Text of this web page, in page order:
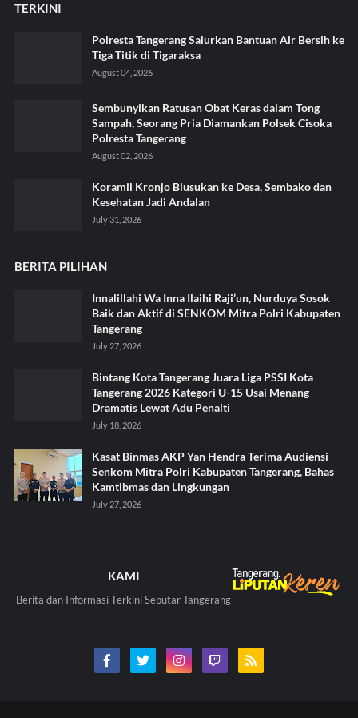
TERKINI
Polresta Tangerang Salurkan Bantuan Air Bersih ke
Tiga Titik di Tigaraksa ‎
August 04, 2026
Sembunyikan Ratusan Obat Keras dalam Tong
Sampah, Seorang Pria Diamankan Polsek Cisoka
Polresta Tangerang
August 02, 2026
Koramil Kronjo Blusukan ke Desa, Sembako dan
Kesehatan Jadi Andalan ‎
July 31, 2026
BERITA PILIHAN
Innalillahi Wa Inna Ilaihi Raji’un, Nurduya Sosok
Baik dan Aktif di SENKOM Mitra Polri Kabupaten
Tangerang
July 27, 2026
Bintang Kota Tangerang Juara Liga PSSI Kota
Tangerang 2026 Kategori U-15 Usai Menang
Dramatis Lewat Adu Penalti
July 18, 2026
Kasat Binmas AKP Yan Hendra Terima Audiensi
Senkom Mitra Polri Kabupaten Tangerang, Bahas
Kamtibmas dan Lingkungan
July 27, 2026
KAMI
Berita dan Informasi Terkini Seputar Tangerang